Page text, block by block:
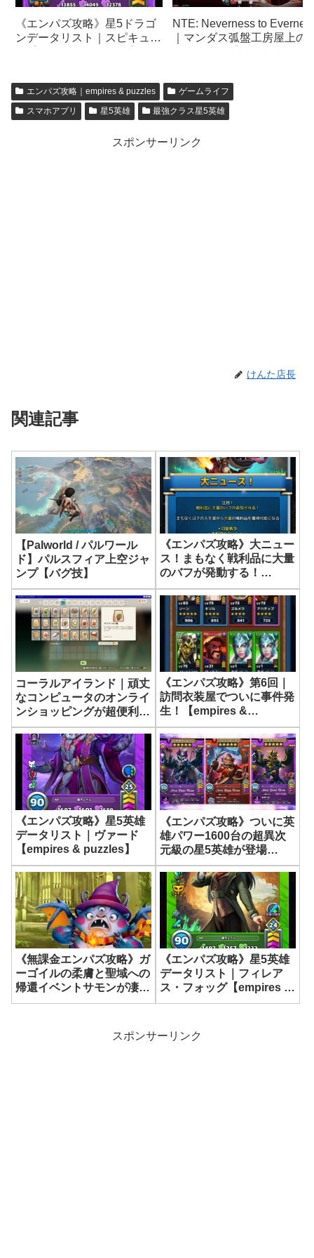
《エンパズ攻略》星5ドラゴ
ンデータリスト｜スピキュラ
NTE: Neverness to
｜マンダス弧盤工房屋上の
エンパズ攻略｜empires & puzzles
ゲームライフ
スマホアプリ
星5英雄 最強クラス星5英雄
スポンサーリンク
けんた店長
関連記事
【Palworld / パルワール
ド】パルスフィア上空ジャ
ンプ【バグ技】
《エンパズ攻略》大ニュー
ス！まもなく戦利品に大量
のバフが発動する！
【empires & puzzles】
コーラルアイランド｜頑丈
なコンピュータのオンライ
ンショッピングが超便利だ
った《Coral Island》
《エンパズ攻略》第6回｜
訪問衣装屋でついに事件発
生！【empires &
puzzles】
《エンパズ攻略》星5英雄
データリスト｜ヴァード
【empires & puzzles】
《エンパズ攻略》ついに英
雄パワー1600台の超異次
元級の星5英雄が登場
【empires & puzzles】
《無課金エンパズ攻略》ガ
ーゴイルの柔膚と聖域への
帰還イベントサモンが凄
い！【empires &
《エンパズ攻略》星5英雄
データリスト｜フィレア
ス・フォッグ【empires &
puzzles】
スポンサーリンク